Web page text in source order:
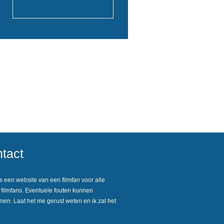
een website van een filmfan voor alle
Eventuele fouten kunnen
Laat het me gerust weten en ik zal het